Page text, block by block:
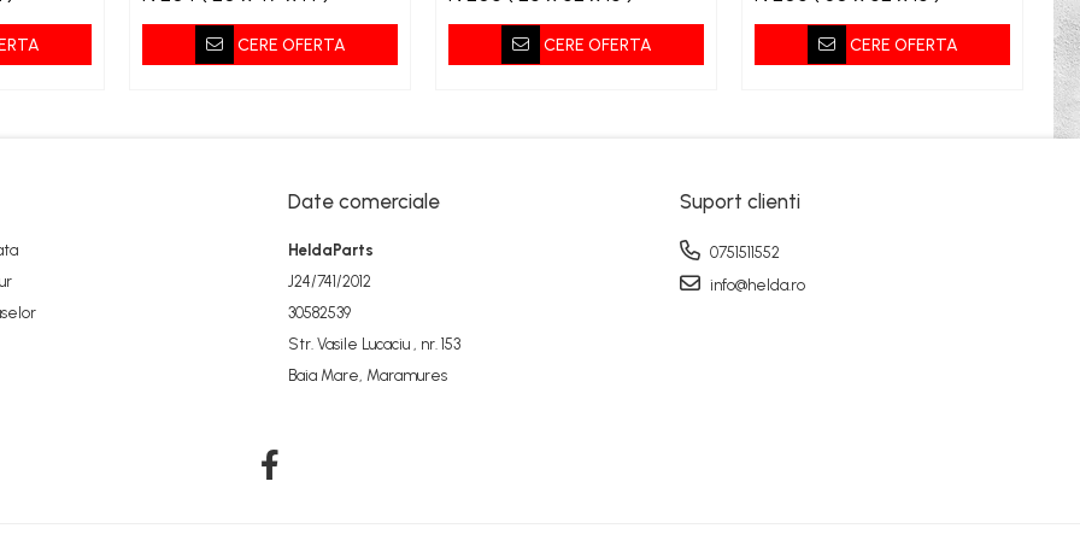
CERE OFERTA CERE OFERTA CERE OFERTA
Date comerciale
HeldaParts
J24/741/2012
30582539
Str. Vasile Lucaciu , nr. 153
Baia Mare, Maramures
Suport clienti
0751511552
info@helda.ro